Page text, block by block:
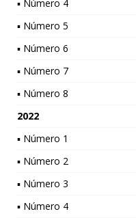
▪ Número 4
▪ Número 5
▪ Número 6
▪ Número 7
▪ Número 8
2022
▪ Número 1
▪ Número 2
▪ Número 3
▪ Número 4